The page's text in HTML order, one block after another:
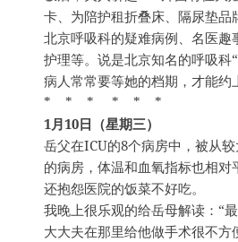
卡、为陪护租折叠床、隔尿垫品
北京呼吸科的疑难病例、名医趣
护理等。说是北京知名的呼吸科
病人常常要等她的档期，才能约
* * * * * *
1月10日（星期三）
岳父在ICU的8个病房中，被从
的病房，体温和血氧指标也相对
还抱怨医院的饭菜不好吃。
我晚上很乐观的给岳母解读：“
大大夫在那里给他做手术很不方